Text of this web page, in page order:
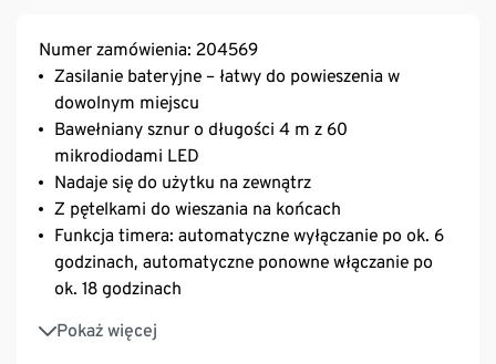
Numer zamówienia: 204569
Zasilanie bateryjne – łatwy do powieszenia w
dowolnym miejscu
Bawełniany sznur o długości 4 m z 60
mikrodiodami LED
Nadaje się do użytku na zewnątrz
Z pętelkami do wieszania na końcach
Funkcja timera: automatyczne wyłączanie po ok. 6
godzinach, automatyczne ponowne włączanie po
ok. 18 godzinach
Pokaż więcej
Barwa światła: ciepła biel